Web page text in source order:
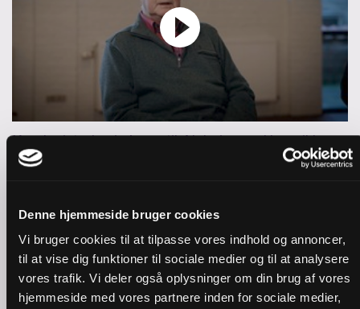
Denne hjemmeside bruger cookies
Vi bruger cookies til at tilpasse vores indhold og annoncer,
til at vise dig funktioner til sociale medier og til at analysere
vores trafik. Vi deler også oplysninger om din brug af vores
hjemmeside med vores partnere inden for sociale medier,
Knud mistede sin kone til Alzheimers: 'Jeg vil leve
videre, selvom Else er død'